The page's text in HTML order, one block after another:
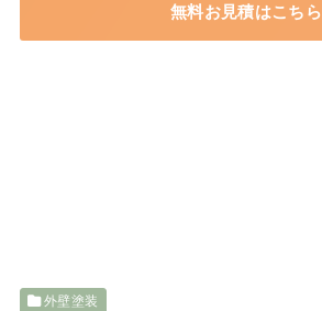
無料お見積はこちら
外壁塗装